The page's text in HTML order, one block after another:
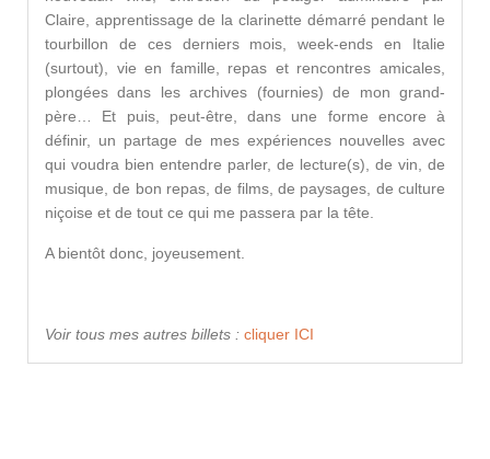
Claire, apprentissage de la clarinette démarré pendant le
tourbillon de ces derniers mois, week-ends en Italie
(surtout), vie en famille, repas et rencontres amicales,
plongées dans les archives (fournies) de mon grand-
père… Et puis, peut-être, dans une forme encore à
définir, un partage de mes expériences nouvelles avec
qui voudra bien entendre parler, de lecture(s), de vin, de
musique, de bon repas, de films, de paysages, de culture
niçoise et de tout ce qui me passera par la tête.
A bientôt donc, joyeusement.
Voir tous mes autres billets : cliquer ICI